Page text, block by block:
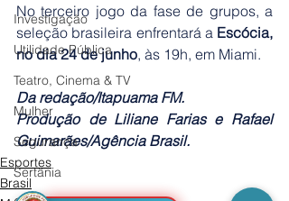
Investigação
Utilidade Pública
Teatro, Cinema & TV
Mulher
Segurança
Sertânia
No terceiro jogo da fase de grupos, a
seleção brasileira enfrentará a Escócia,
no dia 24 de junho, às 19h, em Miami.
Da redação/Itapuama FM.
Produção de Liliane Farias e Rafael
Guimarães/Agência Brasil.
Esportes
Brasil